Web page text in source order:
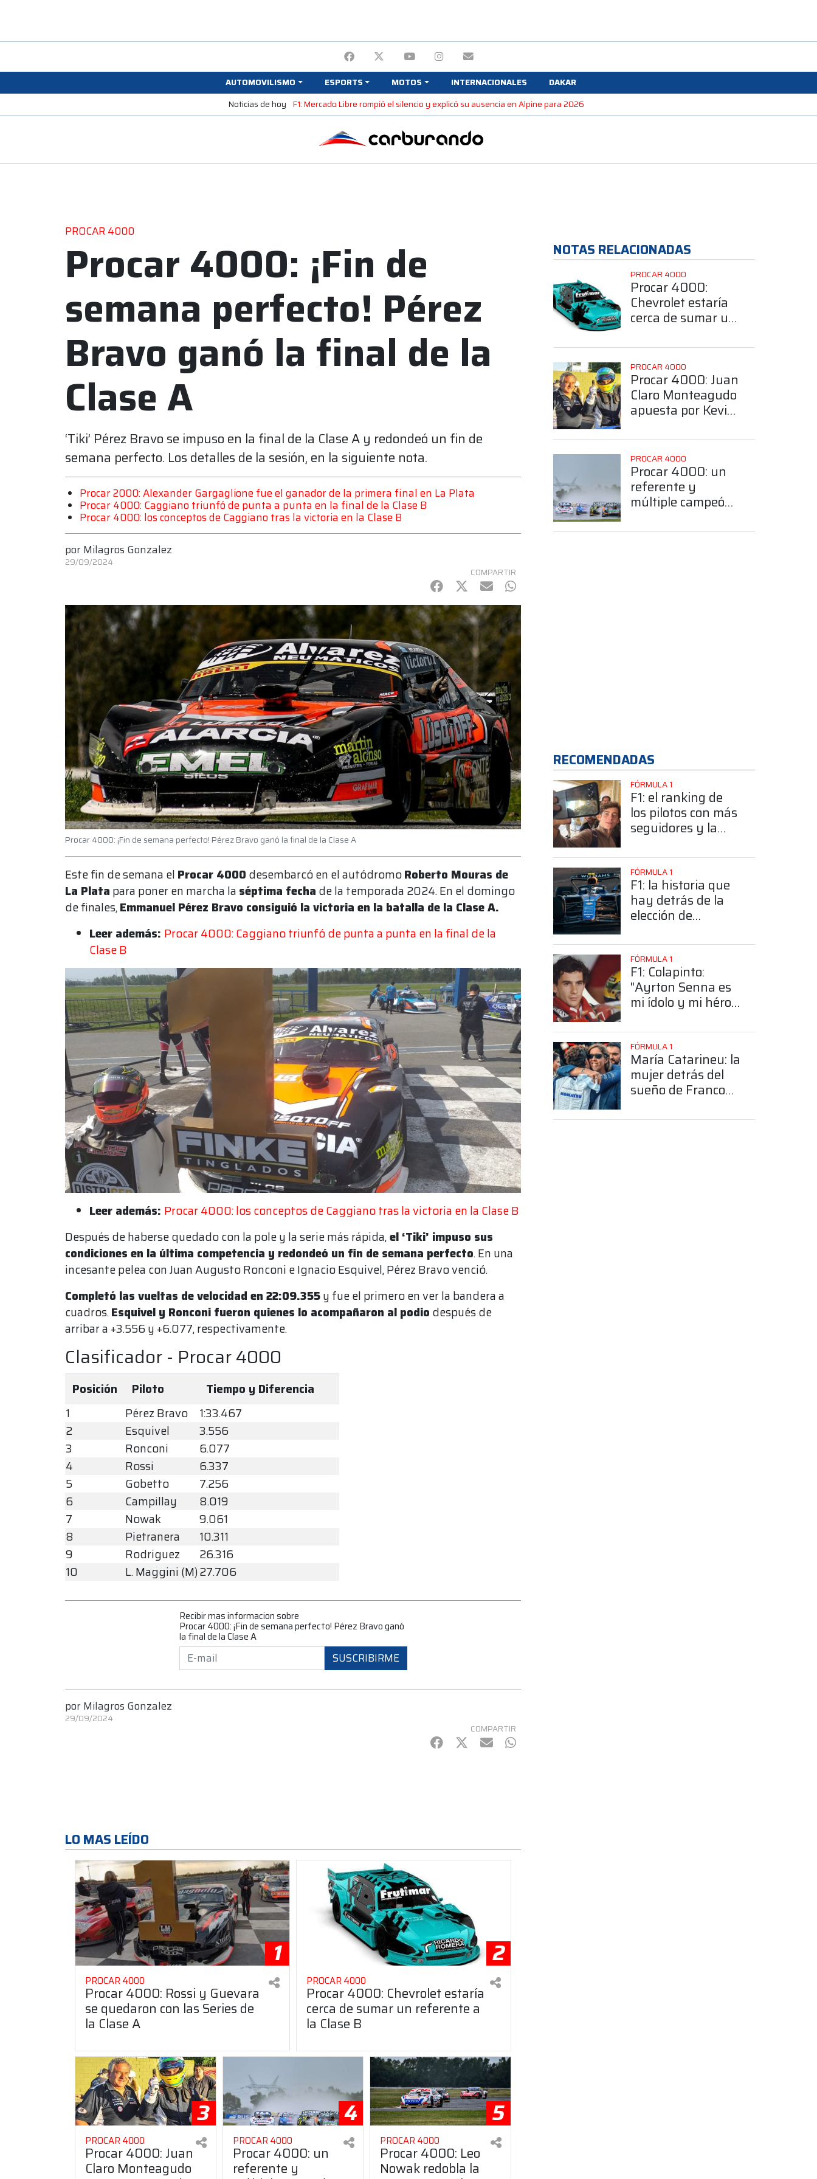
AUTOMOVILISMO ESPORTS MOTOS INTERNACIONALES
DAKAR
Noticias de hoy F1: Mercado Libre rompió el silencio y explicó su ausencia en Alpine para 2026
PROCAR 4000
Procar 4000: ¡Fin de
semana perfecto! Pérez
Bravo ganó la final de la
Clase A
‘Tiki’ Pérez Bravo se impuso en la final de la Clase A y redondeó un fin de
semana perfecto. Los detalles de la sesión, en la siguiente nota.
Procar 2000: Alexander Gargaglione fue el ganador de la primera final en La Plata
Procar 4000: Caggiano triunfó de punta a punta en la final de la Clase B
Procar 4000: los conceptos de Caggiano tras la victoria en la Clase B
por Milagros Gonzalez
29/09/2024
COMPARTIR
Facebook
Twitter
mail WhatsApp
Procar 4000: ¡Fin de semana perfecto! Pérez Bravo ganó la final de la Clase A
Este fin de semana el Procar 4000 desembarcó en el autódromoRoberto Mouras de
La Plata para poner en marcha la séptima fecha de la temporada 2024. En el domingo
de finales,Emmanuel Pérez Bravo consiguió la victoria en la batalla de la Clase A.
Leer además: Procar 4000: Caggiano triunfó de punta a punta en la final de la
Clase B
Leer además: Procar 4000: los conceptos de Caggiano tras la victoria en la Clase B
Después de haberse quedado con la pole y la serie más rápida,el ‘Tiki’ impuso sus
condiciones en la última competencia y redondeó un fin de semana perfecto. En una
incesante pelea con Juan Augusto Ronconi e Ignacio Esquivel, Pérez Bravo venció.
Completó las vueltas de velocidad en 22:09.355y fue el primero en ver la bandera a
cuadros.Esquivel y Ronconi fueron quienes lo acompañaron al podio después de
arribar a +3.556 y +6.077, respectivamente.
Clasificador - Procar 4000
Posición Piloto
Tiempo y Diferencia
1
Pérez Bravo
1:33.467
2
Esquivel
3.556
3
Ronconi
6.077
4
Rossi
6.337
5
Gobetto
7.256
6
Campillay
8.019
7
Nowak
9.061
8
Pietranera
10.311
9
Rodriguez
26.316
10
L. Maggini (M)27.706
Recibir mas informacion sobre
Procar 4000: ¡Fin de semana perfecto! Pérez Bravo ganó
la final de la Clase A
SUSCRIBIRME
por Milagros Gonzalez
29/09/2024
COMPARTIR
Facebook
Twitter
mail WhatsApp
LO MAS LEÍDO
1
PROCAR 4000
Procar 4000: Rossi y Guevara
se quedaron con las Series de
la Clase A
2
PROCAR 4000
Procar 4000: Chevrolet estaría
cerca de sumar un referente a
la Clase B
3
PROCAR 4000
Procar 4000: Juan
Claro Monteagudo
4
PROCAR 4000
Procar 4000: un
referente y
5
PROCAR 4000
Procar 4000: Leo
Nowak redobla la
NOTAS RELACIONADAS
PROCAR 4000
Procar 4000:
Chevrolet estaría
cerca de sumar un
Clase B
PROCAR 4000
Procar 4000: Juan
Claro Monteagudo
apuesta por Kevin
hacer binomio en
la Clase B
PROCAR 4000
Procar 4000: un
referente y
múltiple campeón
bonaerense
RECOMENDADAS
FÓRMULA 1
F1: el ranking de
los pilotos con más
seguidores y la
posición de
Colapinto
FÓRMULA 1
F1: la historia que
hay detrás de la
elección de
número 43
FÓRMULA 1
F1: Colapinto:
"Ayrton Senna es
mi ídolo y mi héroe
FÓRMULA 1
María Catarineu: la
mujer detrás del
sueño de Franco
Fórmula 1